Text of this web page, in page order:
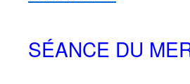
SÉANCE DU